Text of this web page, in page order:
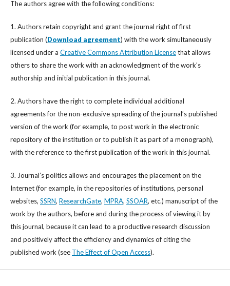
The authors agree with the following conditions:
1. Authors retain copyright and grant the journal right of first
publication (Download agreement) with the work simultaneously
licensed under a Creative Commons Attribution Licensethat allows
others to share the work with an acknowledgment of the work's
authorship and initial publication in this journal.
2. Authors have the right to complete individual additional
agreements for the non-exclusive spreading of the journal’s published
version of the work (for example, to post work in the electronic
repository of the institution or to publish it as part of a monograph),
with the reference to the first publication of the work in this journal.
3. Journal’s politics allows and encourages the placement on the
Internet (for example, in the repositories of institutions, personal
websites, SSRN, ResearchGate, MPRA, SSOAR, etc.) manuscript of the
work by the authors, before and during the process of viewing it by
this journal, because it can lead to a productive research discussion
and positively affect the efficiency and dynamics of citing the
published work (see The Effect of Open Access).